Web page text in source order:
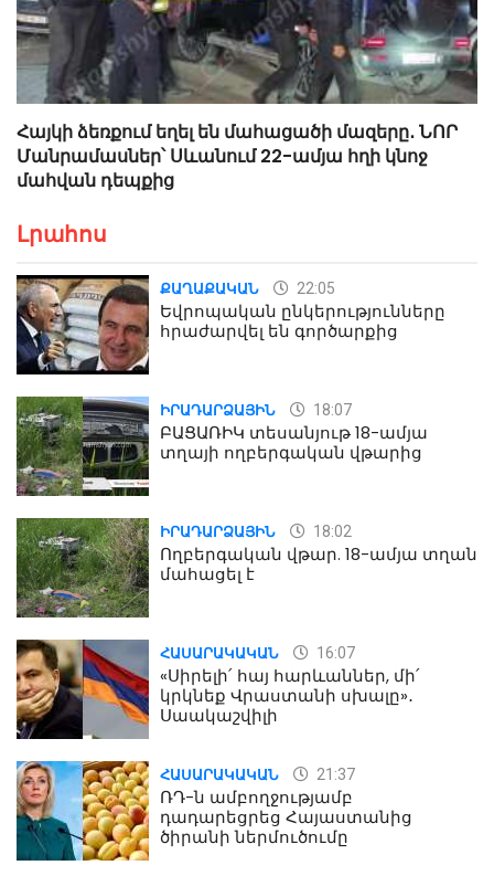
Հայկի ձեռքում եղել են մահացածի մազերը․ ՆՈՐ
Մանրամասներ՝ Սևանում 22-ամյա հղի կնոջ
մահվան դեպքից
Լրահոս
ՔԱՂԱՔԱԿԱՆ 22:05
Եվրոպական ընկերությունները
հրաժարվել են գործարքից
ԻՐԱԴԱՐՁԱՅԻՆ 18:07
ԲԱՑԱՌԻԿ տեսանյութ 18-ամյա
տղայի ողբերգական վթարից
ԻՐԱԴԱՐՁԱՅԻՆ 18:02
Ողբերգական վթար. 18-ամյա տղան
մահացել է
ՀԱՍԱՐԱԿԱԿԱՆ 16:07
«Սիրելի՛ հայ հարևաններ, մի՛
կրկնեք Վրաստանի սխալը»․
Սաակաշվիլի
ՀԱՍԱՐԱԿԱԿԱՆ 21:37
ՌԴ-ն ամբողջությամբ
դադարեցրեց Հայաստանից
ծիրանի ներմուծումը